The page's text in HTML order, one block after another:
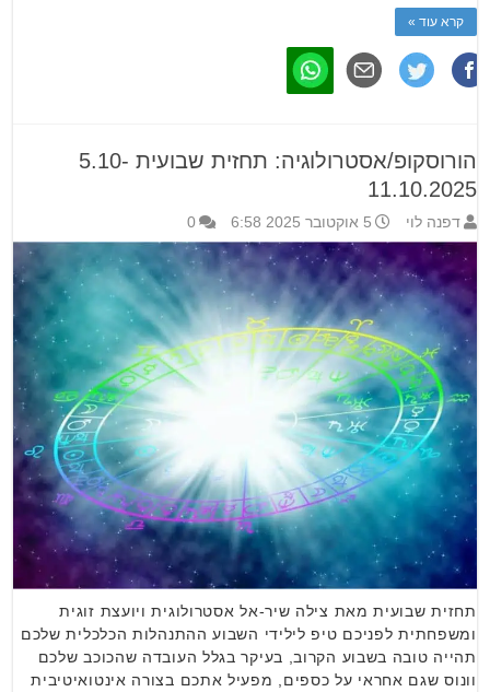
קרא עוד »
הורוסקופ/אסטרולוגיה: תחזית שבועית 5.10-
11.10.2025
דפנה לוי 5 אוקטובר 2025 6:58 0
תחזית שבועית מאת צילה שיר-אל אסטרולוגית ויועצת זוגית
ומשפחתית לפניכם טיפ לילידי השבוע ההתנהלות הכלכלית שלכם
תהייה טובה בשבוע הקרוב, בעיקר בגלל העובדה שהכוכב שלכם
וונוס שגם אחראי על כספים, מפעיל אתכם בצורה אינטואיטיבית